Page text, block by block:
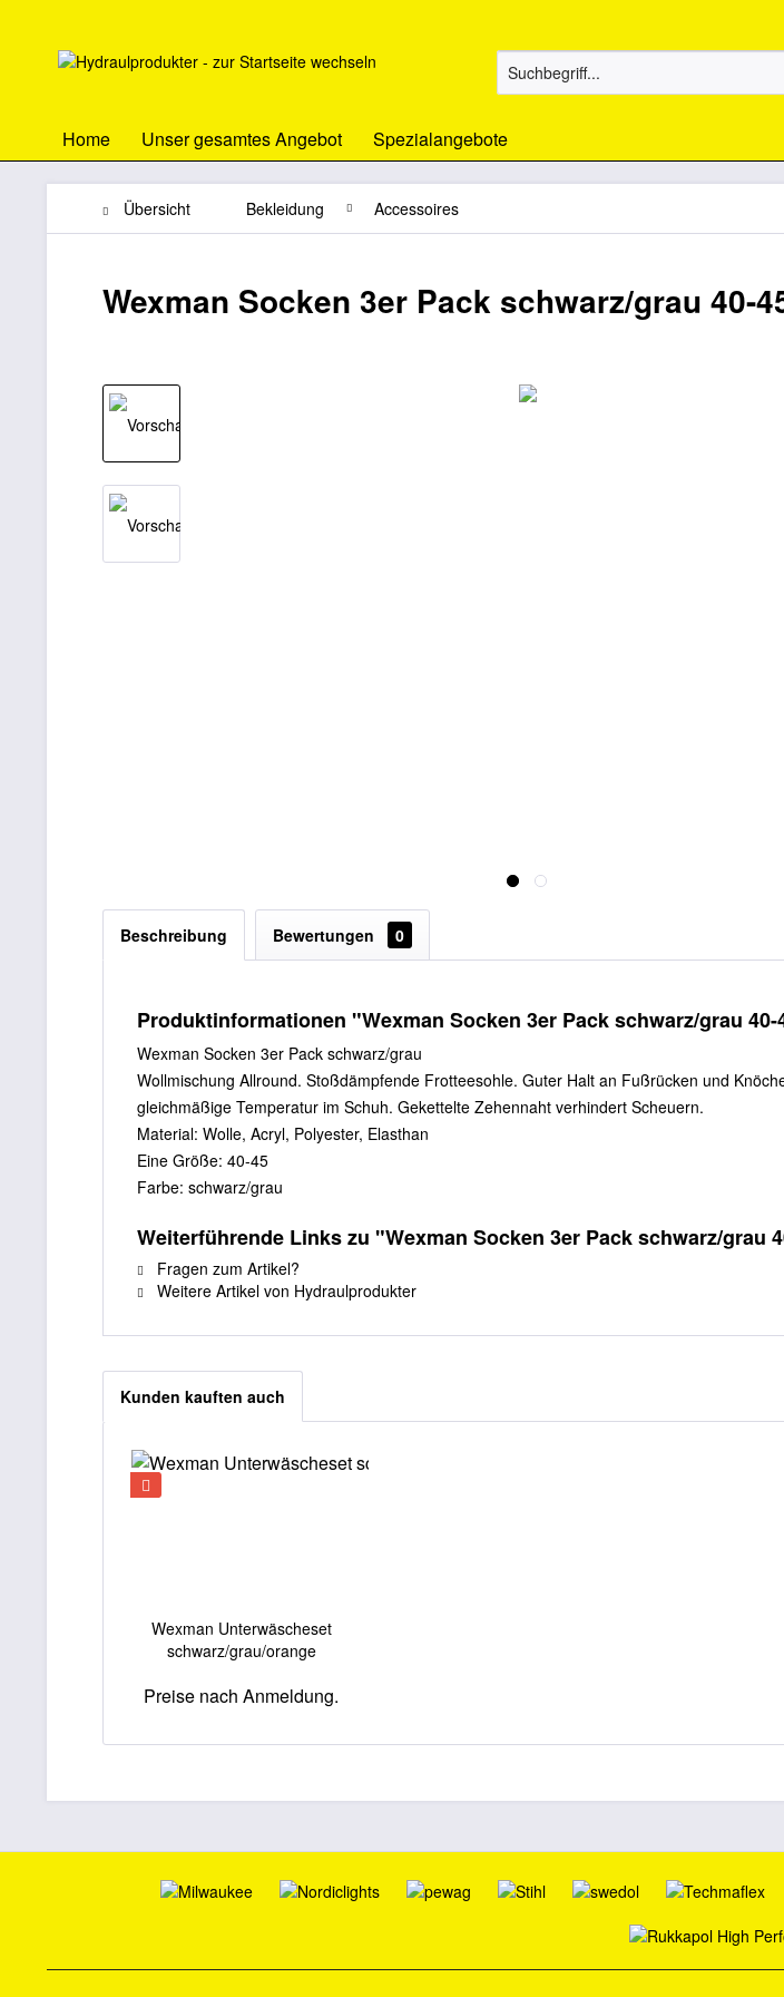
Home Unser gesamtes Angebot Spezialangebote
Übersicht Bekleidung Accessoires
Wexman Socken 3er Pack schwarz/grau 40-
Beschreibung Bewertungen 0
Produktinformationen "Wexman Socken 3er Pack schwarz/grau 40-
Wexman Socken 3er Pack schwarz/grau
Wollmischung Allround. Stoßdämpfende Frotteesohle. Guter Halt an Fußrücken und
gleichmäßige Temperatur im Schuh. Gekettelte Zehennaht verhindert Scheuern.
Material: Wolle, Acryl, Polyester, Elasthan
Eine Größe: 40-45
Farbe: schwarz/grau
Weiterführende Links zu "Wexman Socken 3er Pack schwarz/grau
Fragen zum Artikel?
Weitere Artikel von Hydraulprodukter
Kunden kauften auch
Wexman Unterwäscheset
schwarz/grau/orange
Preise nach Anmeldung.